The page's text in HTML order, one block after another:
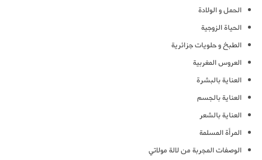
الحمل و الولادة
الحياة الزوجية
الطبخ و حلويات جزائرية
العروس المغربية
العناية بالبشرة
العناية بالجسم
العناية بالشعر
المرأة المسلمة
الوصفات المجربة من لالة مولاتي